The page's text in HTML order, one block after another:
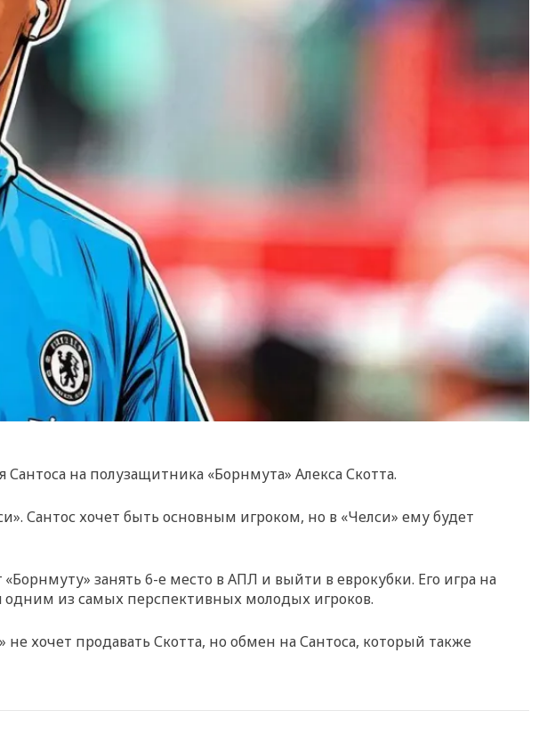
на полузащитника «Борнмута» Алекса Скотта.
Сантос хочет быть основным игроком, но в «Челси» ему будет
занять 6-е место в АПЛ и выйти в еврокубки. Его игра на
одним из самых перспективных молодых игроков.
хочет продавать Скотта, но обмен на Сантоса, который также